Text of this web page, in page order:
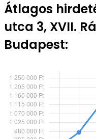
Átlagos
utca 3, XVII.
Budapest: